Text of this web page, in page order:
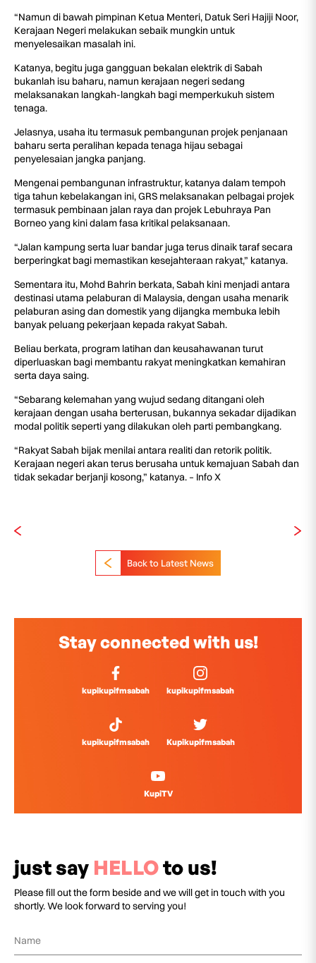
“Namun di bawah pimpinan Ketua Menteri, Datuk Seri Hajiji Noor,
Kerajaan Negeri melakukan sebaik mungkin untuk
menyelesaikan masalah ini.
Katanya, begitu juga gangguan bekalan elektrik di Sabah
bukanlah isu baharu, namun kerajaan negeri sedang
melaksanakan langkah-langkah bagi memperkukuh sistem
tenaga.
Jelasnya, usaha itu termasuk pembangunan projek penjanaan
baharu serta peralihan kepada tenaga hijau sebagai
penyelesaian jangka panjang.
Mengenai pembangunan infrastruktur, katanya dalam tempoh
tiga tahun kebelakangan ini, GRS melaksanakan pelbagai projek
termasuk pembinaan jalan raya dan projek Lebuhraya Pan
Borneo yang kini dalam fasa kritikal pelaksanaan.
“Jalan kampung serta luar bandar juga terus dinaik taraf secara
berperingkat bagi memastikan kesejahteraan rakyat,” katanya.
Sementara itu, Mohd Bahrin berkata, Sabah kini menjadi antara
destinasi utama pelaburan di Malaysia, dengan usaha menarik
pelaburan asing dan domestik yang dijangka membuka lebih
banyak peluang pekerjaan kepada rakyat Sabah.
Beliau berkata, program latihan dan keusahawanan turut
diperluaskan bagi membantu rakyat meningkatkan kemahiran
serta daya saing.
“Sebarang kelemahan yang wujud sedang ditangani oleh
kerajaan dengan usaha berterusan, bukannya sekadar dijadikan
modal politik seperti yang dilakukan oleh parti pembangkang.
“Rakyat Sabah bijak menilai antara realiti dan retorik politik.
Kerajaan negeri akan terus berusaha untuk kemajuan Sabah dan
tidak sekadar berjanji kosong,” katanya. – Info X
Back to Latest News
Stay connected with us!
kupikupifmsabah kupikupifmsabah
kupikupifmsabah Kupikupifmsabah
KupiTV
just say HELLOto us!
Please fill out the form beside and we will get in touch with you
shortly. We look forward to serving you!